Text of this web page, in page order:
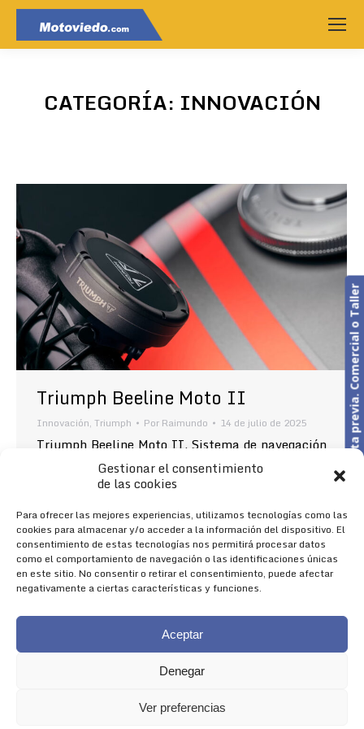
Gestionar el consentimiento
de las cookies
Para ofrecer las mejores experiencias, utilizamos tecnologías como las
cookies para almacenar y/o acceder a la información del dispositivo. El
consentimiento de estas tecnologías nos permitirá procesar datos
como el comportamiento de navegación o las identificaciones únicas
en este sitio. No consentir o retirar el consentimiento, puede afectar
negativamente a ciertas características y funciones.
Aceptar
Denegar
Ver preferencias
CATEGORÍA: INNOVACIÓN
Triumph Beeline Moto II
Innovación, Triumph Por Raimundo 14 de julio de 2025
Triumph Beeline Moto II. Sistema de navegación
para motocicletas La emocionante asociación
entre Triumph y Beeline, la galardonada marca
de navegación, te ofrece el nuevo Triumph
Beeline Moto II, la última evolución en
tecnología de navegación. Con funciones
mejoradas, este sistema rediseñado e intuitivo es
más grande, brillante e inteligente que nunca.
Algunas de sus…
Cita previa. Comercial o Taller